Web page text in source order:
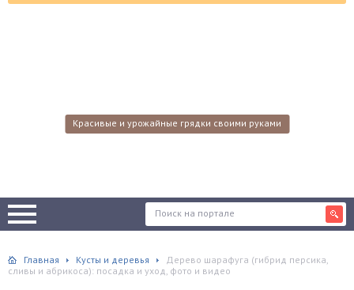
Красивые и урожайные грядки своими руками
Главная Кусты и деревья
Дерево шарафуга (гибрид персика,
сливы и абрикоса): посадка и уход, фото и видео